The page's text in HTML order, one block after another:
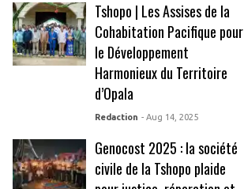
Tshopo | Les Assises de la
Cohabitation Pacifique pour
le Développement
Harmonieux du Territoire
d’Opala
Redaction - Aug 14, 2025
Genocost 2025 : la société
civile de la Tshopo plaide